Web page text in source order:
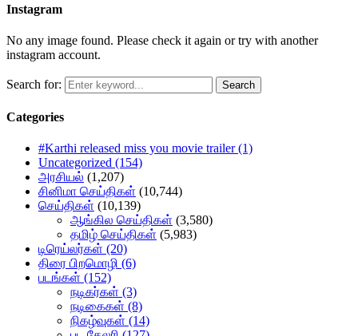
Instagram
No any image found. Please check it again or try with another
instagram account.
Search for: Search
Categories
#Karthi released miss you movie trailer(1)
Uncategorized (154)
அரசியல் (1,207)
சினிமா செய்திகள் (10,744)
செய்திகள் (10,139)
ஆங்கில செய்திகள் (3,580)
தமிழ் செய்திகள் (5,983)
டிரெய்லர்கள் (20)
திரை பிறமொழி (6)
படங்கள் (152)
நடிகர்கள் (3)
நடிகைகள் (8)
நிகழ்வுகள் (14)